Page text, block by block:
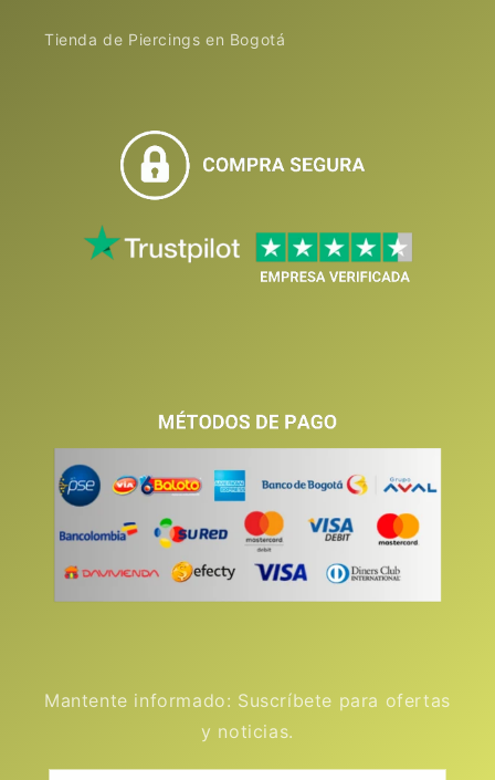
Tienda de Piercings en Bogotá
Mantente informado: Suscríbete para ofertas
y noticias.